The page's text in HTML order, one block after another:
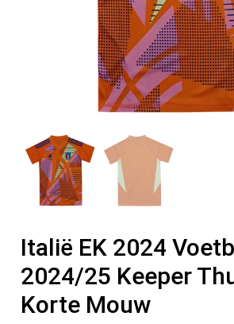
Italië EK 2024
2024/25 Keeper
Korte Mouw